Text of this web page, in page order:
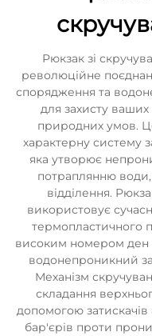
Рюкзак зі
революційне
спорядження та
для захисту
природних умов.
характерну систему
яка утворює
потраплянню
відділення.
використовує
термопластичного
високим номером ден
водонепроникний
Механізм
складання
допомогою
бар'єрів проти